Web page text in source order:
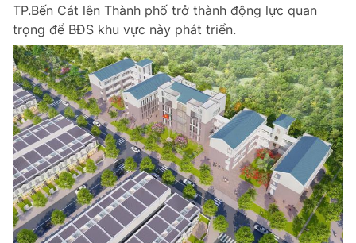
TP.Bến Cát lên Thành phố trở thành động lực quan
trọng để BĐS khu vực này phát triển.